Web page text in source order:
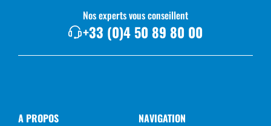
Nos experts vous conseillent
+33 (0)4 50 89 80 00
A PROPOS NAVIGATION